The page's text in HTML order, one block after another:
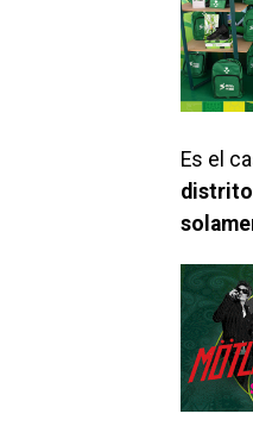
Es el
distrito